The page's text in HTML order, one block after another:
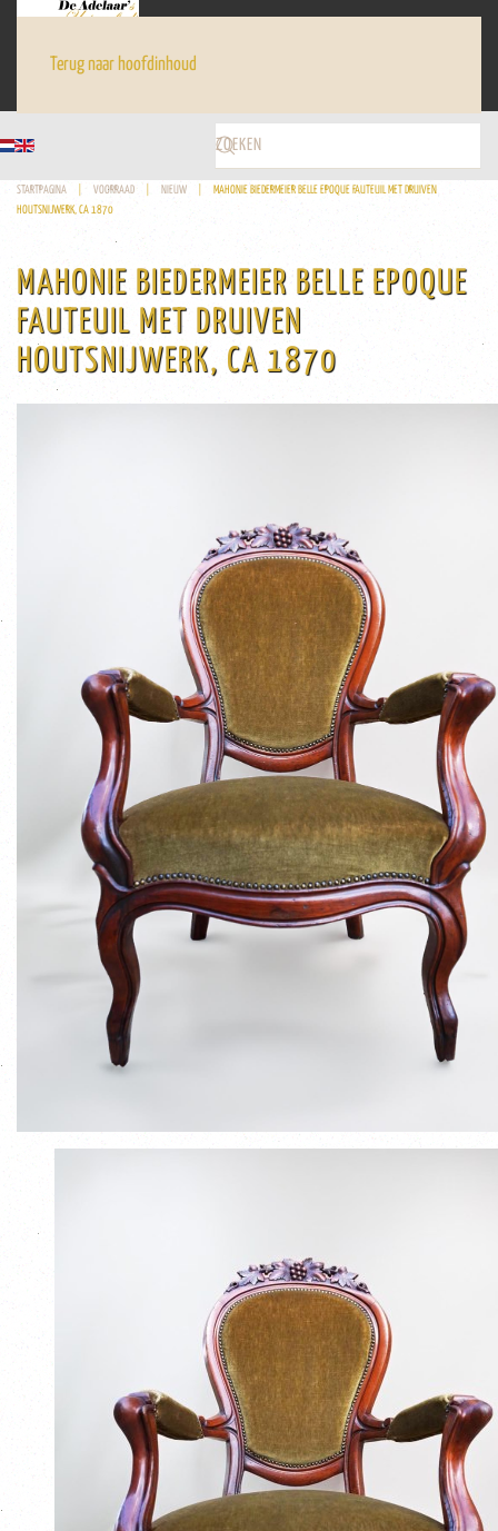
Terug naar hoofdinhoud
STARTPAGINA VOORRAAD NIEUW
MAHONIE BIEDERMEIER BELLE EPOQUE FAUTEUIL MET DRUIVEN
HOUTSNIJWERK, CA 1870
MAHONIE BIEDERMEIER BELLE EPOQUE
FAUTEUIL MET DRUIVEN
HOUTSNIJWERK, CA 1870